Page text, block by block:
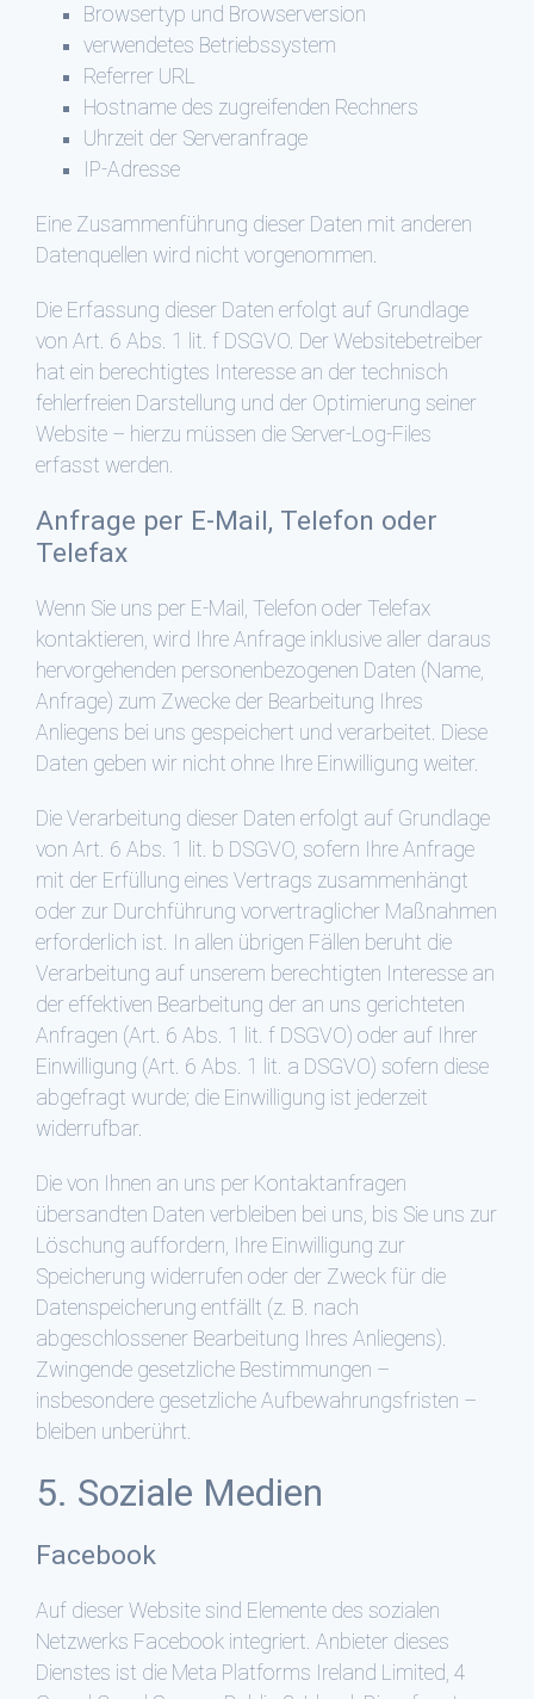
Browsertyp und Browserversion
verwendetes Betriebssystem
Referrer URL
Hostname des zugreifenden Rechners
Uhrzeit der Serveranfrage
IP-Adresse
Eine Zusammenführung dieser Daten mit anderen
Datenquellen wird nicht vorgenommen.
Die Erfassung dieser Daten erfolgt auf Grundlage
von Art. 6 Abs. 1 lit. f DSGVO. Der Websitebetreiber
hat ein berechtigtes Interesse an der technisch
fehlerfreien Darstellung und der Optimierung seiner
Website – hierzu müssen die Server-Log-Files
erfasst werden.
Anfrage per E-Mail, Telefon oder
Telefax
Wenn Sie uns per E-Mail, Telefon oder Telefax
kontaktieren, wird Ihre Anfrage inklusive aller daraus
hervorgehenden personenbezogenen Daten (Name,
Anfrage) zum Zwecke der Bearbeitung Ihres
Anliegens bei uns gespeichert und verarbeitet. Diese
Daten geben wir nicht ohne Ihre Einwilligung weiter.
Die Verarbeitung dieser Daten erfolgt auf Grundlage
von Art. 6 Abs. 1 lit. b DSGVO, sofern Ihre Anfrage
mit der Erfüllung eines Vertrags zusammenhängt
oder zur Durchführung vorvertraglicher Maßnahmen
erforderlich ist. In allen übrigen Fällen beruht die
Verarbeitung auf unserem berechtigten Interesse an
der effektiven Bearbeitung der an uns gerichteten
Anfragen (Art. 6 Abs. 1 lit. f DSGVO) oder auf Ihrer
Einwilligung (Art. 6 Abs. 1 lit. a DSGVO) sofern diese
abgefragt wurde; die Einwilligung ist jederzeit
widerrufbar.
Die von Ihnen an uns per Kontaktanfragen
übersandten Daten verbleiben bei uns, bis Sie uns zur
Löschung auffordern, Ihre Einwilligung zur
Speicherung widerrufen oder der Zweck für die
Datenspeicherung entfällt (z. B. nach
abgeschlossener Bearbeitung Ihres Anliegens).
Zwingende gesetzliche Bestimmungen –
insbesondere gesetzliche Aufbewahrungsfristen –
bleiben unberührt.
5. Soziale Medien
Facebook
Auf dieser Website sind Elemente des sozialen
Netzwerks Facebook integriert. Anbieter dieses
Dienstes ist die Meta Platforms Ireland Limited, 4